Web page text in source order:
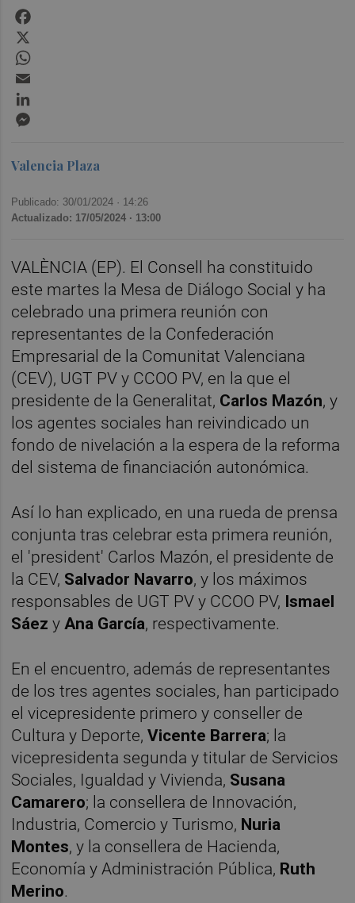
Valencia Plaza
Publicado: 30/01/2024 · 14:26
Actualizado: 17/05/2024 · 13:00
VALÈNCIA (EP). El Consell ha constituido
este martes la Mesa de Diálogo Social y ha
celebrado una primera reunión con
representantes de la Confederación
Empresarial de la Comunitat Valenciana
(CEV), UGT PV y CCOO PV, en la que el
presidente de la Generalitat, Carlos Mazón, y
los agentes sociales han reivindicado un
fondo de nivelación a la espera de la reforma
del sistema de financiación autonómica.
Así lo han explicado, en una rueda de prensa
conjunta tras celebrar esta primera reunión,
el 'president' Carlos Mazón, el presidente de
la CEV, Salvador Navarro, y los máximos
responsables de UGT PV y CCOO PV, Ismael
Sáez y Ana García, respectivamente.
En el encuentro, además de representantes
de los tres agentes sociales, han participado
el vicepresidente primero y conseller de
Cultura y Deporte,Vicente Barrera; la
vicepresidenta segunda y titular de Servicios
Sociales, Igualdad y Vivienda, Susana
Camarero; la consellera de Innovación,
Industria, Comercio y Turismo, Nuria
Montes, y la consellera de Hacienda,
Economía y Administración Pública, Ruth
Merino.